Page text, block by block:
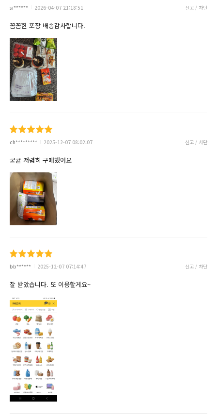
si****** 2026-04-07 21:18:51 신고 / 차단
꼼꼼한 포장 배송감사합니다.
ch********* 2025-12-07 08:02:07 신고 / 차단
굳귣 저렴히 구매했어요
bb****** 2025-12-07 07:14:47 신고 / 차단
잘 받았습니다. 또 이용할게요~